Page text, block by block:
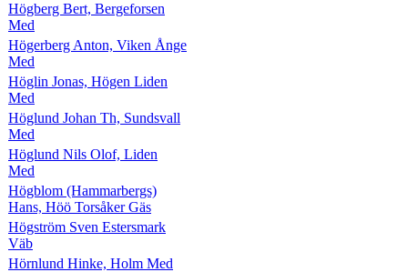
Högberg Bert, Bergeforsen
Med
Högerberg Anton, Viken Ånge
Med
Höglin Jonas, Högen Liden
Med
Höglund Johan Th, Sundsvall
Med
Höglund Nils Olof, Liden
Med
Högblom (Hammarbergs)
Hans, Höö Torsåker Gäs
Högström Sven Estersmark
Väb
Hörnlund Hinke, Holm Med